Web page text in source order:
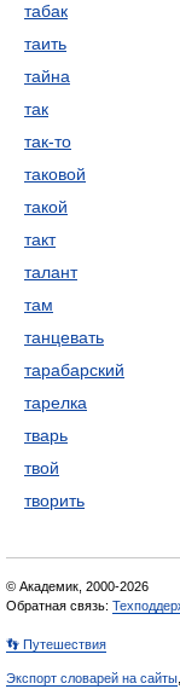
табак
таить
тайна
так
так-то
таковой
такой
такт
талант
там
танцевать
тарабарский
тарелка
тварь
твой
творить
© Академик, 2000-2026
Обратная связь:
👣 Путешествия
Экспорт словарей на сайты